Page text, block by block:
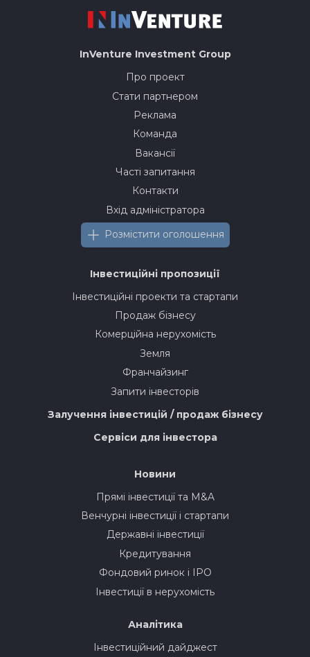
InVenture Investment Group
Про проект
Стати партнером
Реклама
Команда
Вакансії
Часті запитання
Контакти
Вхід адміністратора
Розмістити оголошення
Інвестиційні пропозиції
Інвестиційні проекти та стартапи
Продаж бізнесу
Комерційна нерухомість
Земля
Франчайзинг
Запити інвесторів
Залучення інвестицій / продаж бізнесу
Сервіси для інвестора
Новини
Прямі інвестиції та M&A
Венчурні інвестиції і стартапи
Державні інвестиції
Кредитування
Фондовий ринок і IPO
Інвестиції в нерухомість
Аналітика
Інвестиційний дайджест